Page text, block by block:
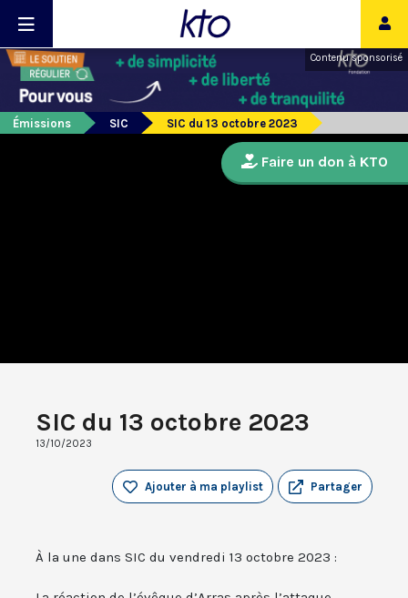
Contenu sponsorisé
Émissions SIC SIC du 13 octobre 2023
SIC du 13 octobre 2023
13/10/2023
Partager
Ajouter à ma playlist
À la une dans SIC du vendredi 13 octobre 2023 :
Faire un don à KTO